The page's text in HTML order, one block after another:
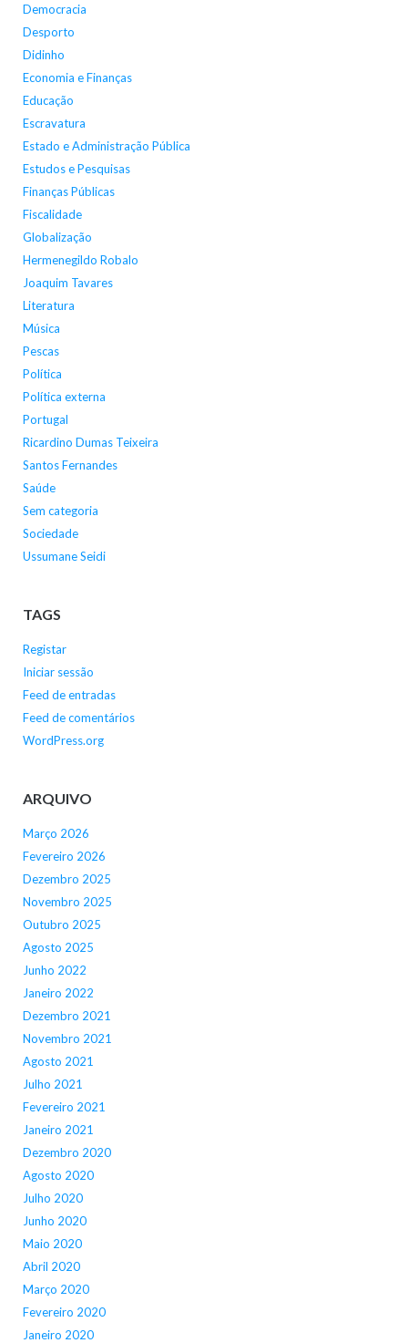
Democracia
Desporto
Didinho
Economia e Finanças
Educação
Escravatura
Estado e Administração Pública
Estudos e Pesquisas
Finanças Públicas
Fiscalidade
Globalização
Hermenegildo Robalo
Joaquim Tavares
Literatura
Música
Pescas
Política
Política externa
Portugal
Ricardino Dumas Teixeira
Santos Fernandes
Saúde
Sem categoria
Sociedade
Ussumane Seidi
TAGS
Registar
Iniciar sessão
Feed de entradas
Feed de comentários
WordPress.org
ARQUIVO
Março 2026
Fevereiro 2026
Dezembro 2025
Novembro 2025
Outubro 2025
Agosto 2025
Junho 2022
Janeiro 2022
Dezembro 2021
Novembro 2021
Agosto 2021
Julho 2021
Fevereiro 2021
Janeiro 2021
Dezembro 2020
Agosto 2020
Julho 2020
Junho 2020
Maio 2020
Abril 2020
Março 2020
Fevereiro 2020
Janeiro 2020